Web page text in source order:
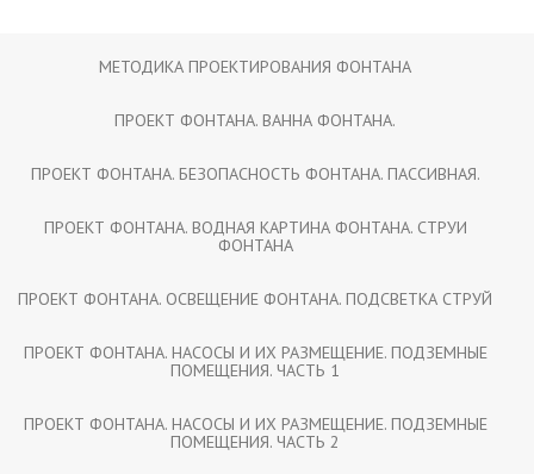
МЕТОДИКА ПРОЕКТИРОВАНИЯ ФОНТАНА
ПРОЕКТ ФОНТАНА. ВАННА ФОНТАНА.
ПРОЕКТ ФОНТАНА. БЕЗОПАСНОСТЬ ФОНТАНА. ПАССИВНАЯ.
ПРОЕКТ ФОНТАНА. ВОДНАЯ КАРТИНА ФОНТАНА. СТРУИ
ФОНТАНА
ПРОЕКТ ФОНТАНА. ОСВЕЩЕНИЕ ФОНТАНА. ПОДСВЕТКА СТРУЙ
ПРОЕКТ ФОНТАНА. НАСОСЫ И ИХ РАЗМЕЩЕНИЕ. ПОДЗЕМНЫЕ
ПОМЕЩЕНИЯ. ЧАСТЬ 1
ПРОЕКТ ФОНТАНА. НАСОСЫ И ИХ РАЗМЕЩЕНИЕ. ПОДЗЕМНЫЕ
ПОМЕЩЕНИЯ. ЧАСТЬ 2